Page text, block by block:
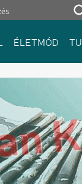
ÉLETMÓD